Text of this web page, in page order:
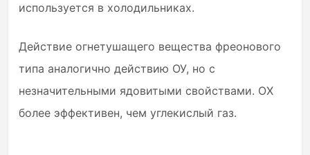
используется в холодильниках.
Действие огнетушащего вещества фреонового
типа аналогично действию ОУ, но с
незначительными ядовитыми свойствами. OX
более эффективен, чем углекислый газ.